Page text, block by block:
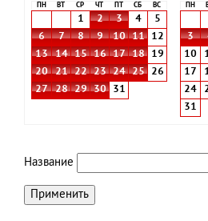
ПН ВТ СР ЧТ СБ ВС
1 2 3 4
5
6
7 8 9 10 11
12
13
14 15 16 17 18
19
20
21 22 23 24 25
26
27
28 29 30 31
ПН
3
10
17
24
31
Название